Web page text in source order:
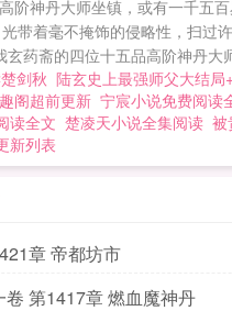
阶神丹大师坐镇，或有一千
带着毫不掩饰的侵略性，扫
药斋的四位十五品高阶神丹
剑秋 陆玄史上最强师父大结局
阁超前更新 宁宸小说免费阅读
读全文 楚凌天小说全集阅读 被
新列表
章 帝都坊市
卷 第1417章 燃血魔神丹